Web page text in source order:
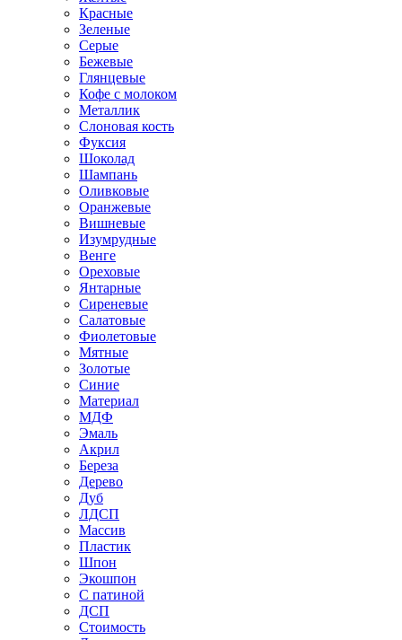
Красные
Зеленые
Серые
Бежевые
Глянцевые
Кофе с молоком
Металлик
Слоновая кость
Фуксия
Шоколад
Шампань
Оливковые
Оранжевые
Вишневые
Изумрудные
Венге
Ореховые
Янтарные
Сиреневые
Салатовые
Фиолетовые
Мятные
Золотые
Синие
Материал
МДФ
Эмаль
Акрил
Береза
Дерево
Дуб
ЛДСП
Массив
Пластик
Шпон
Экошпон
С патиной
ДСП
Стоимость